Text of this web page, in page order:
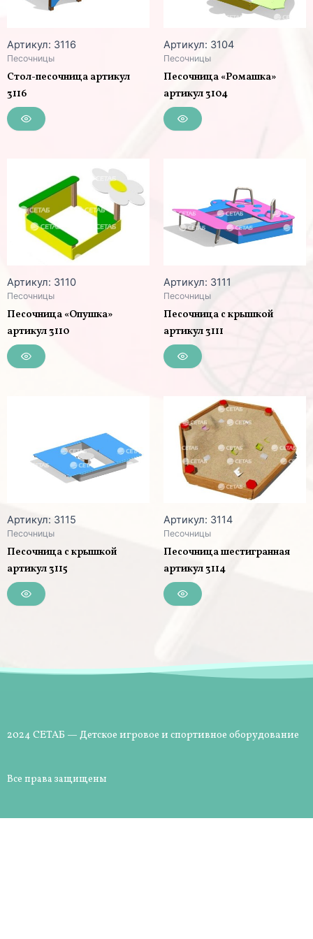
Артикул: 3116
Песочницы
Стол-песочница артикул
3116
Артикул: 3104
Песочницы
Песочница «Ромашка»
артикул 3104
Артикул: 3110
Песочницы
Песочница «Опушка»
артикул 3110
Артикул: 3111
Песочницы
Песочница с крышкой
артикул 3111
Артикул: 3115
Песочницы
Песочница с крышкой
артикул 3115
Артикул: 3114
Песочницы
Песочница шестигранная
артикул 3114
2024 СЕТАБ — Детское игровое и спортивное оборудование
Все права защищены